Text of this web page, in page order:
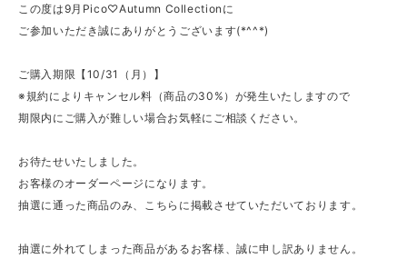
この度は9月Pico♡Autumn Collectionに
ご参加いただき誠にありがとうございます(*^^*)
ご購入期限【10/31（月）】
※規約によりキャンセル料（商品の30%）が発生いたしますので
期限内にご購入が難しい場合お気軽にご相談ください。
お待たせいたしました。
お客様のオーダーページになります。
抽選に通った商品のみ、こちらに掲載させていただいております。
抽選に外れてしまった商品があるお客様、誠に申し訳ありません。